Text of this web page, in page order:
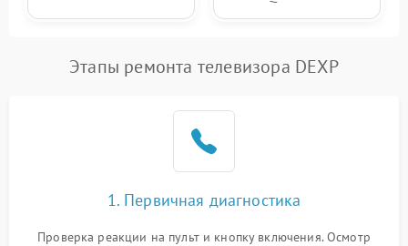
Этапы ремонта телевизора DEXP
1. Первичная диагностика
Проверка реакции на пульт и кнопку включения. Осмотр